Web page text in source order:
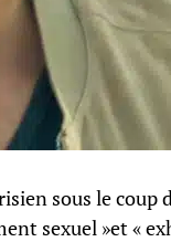
sous le coup
sexuel »et «